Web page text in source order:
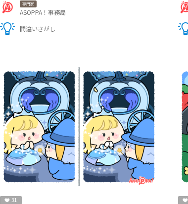
専門家
ASOPPA！事務局
間違いさがし
31